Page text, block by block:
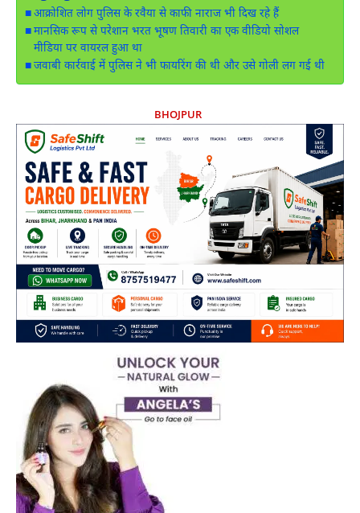
आक्रोशित लोग पुलिस के रवैया से काफी नाराज भी दिख रहे हैं
मानसिक रूप से परेशान भरत भूषण तिवारी का एक वीडियो सोशल
मीडिया पर वायरल हुआ था
जवाबी कार्रवाई में पुलिस ने भी फायरिंग की थी और उसे गोली लग गई थी
BHOJPUR